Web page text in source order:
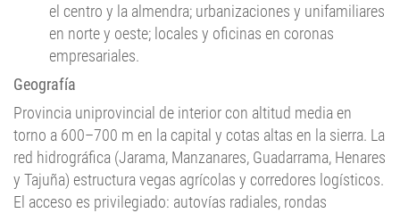
el centro y la almendra; urbanizaciones y unifamiliares
en norte y oeste; locales y oficinas en coronas
empresariales.
Geografía
Provincia uniprovincial de interior con altitud media en
torno a 600–700 m en la capital y cotas altas en la sierra. La
red hidrográfica (Jarama, Manzanares, Guadarrama, Henares
y Tajuña) estructura vegas agrícolas y corredores logísticos.
El acceso es privilegiado: autovías radiales, rondas